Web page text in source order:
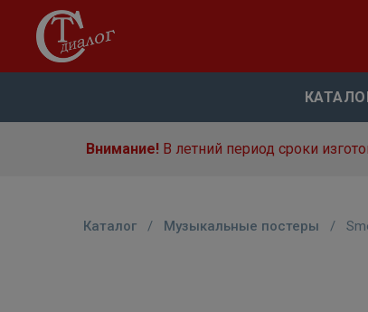
Внимание! В летний период сроки
Каталог / Музыкальные постеры /